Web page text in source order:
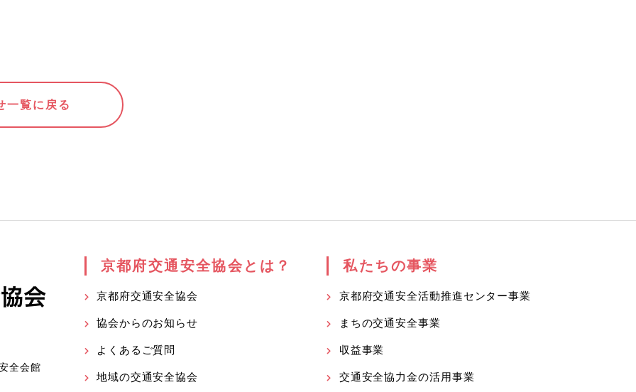
一覧に戻る
全会館
京都府交通安全協会とは？
京都府交通安全協会
協会からのお知らせ
よくあるご質問
地域の交通安全協会
私たちの事業
京都府交通安全活動推進センター事業
まちの交通安全事業
収益事業
交通安全協力金の活用事業